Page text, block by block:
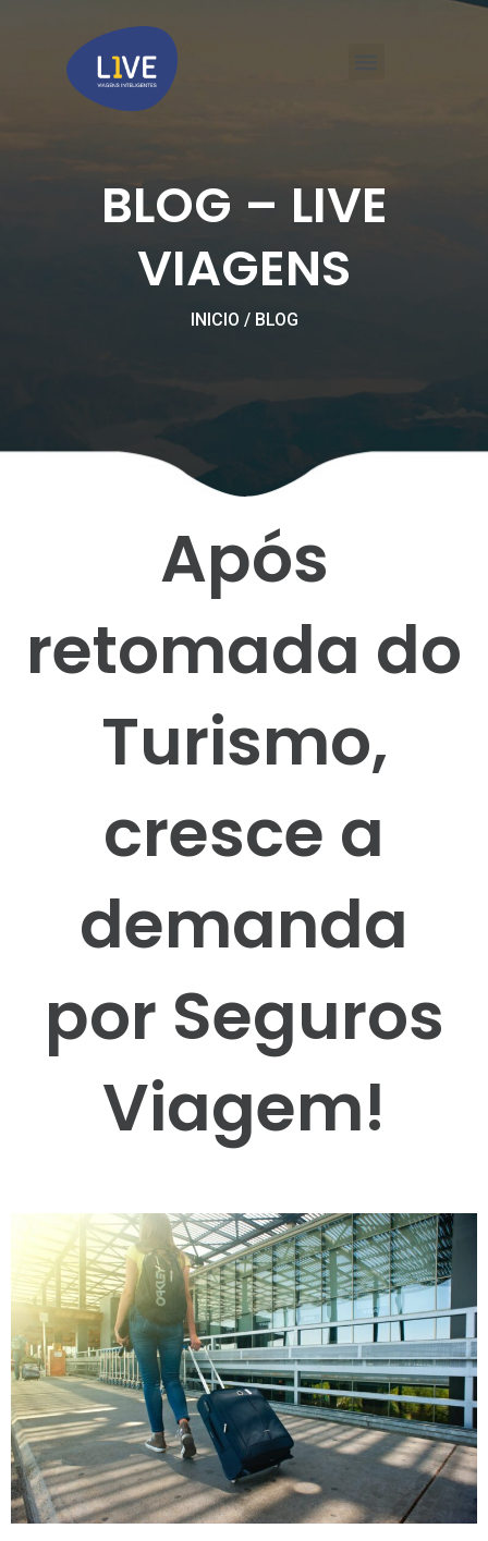
conteúdo
BLOG – LIVE
VIAGENS
INICIO / BLOG
Após
retomada do
Turismo,
cresce a
demanda
por Seguros
Viagem!